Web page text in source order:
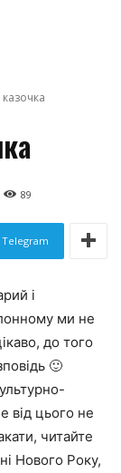
89
Telegram
і
ми не
до того
🙂
від цього не
читайте
Нового Року,